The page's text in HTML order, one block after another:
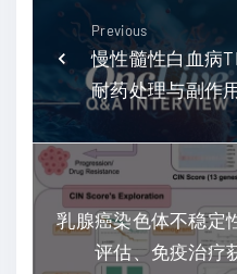
Previous
慢性髓性白血病
耐药处理与副作
乳腺癌染色体不稳定
评估、免疫治疗